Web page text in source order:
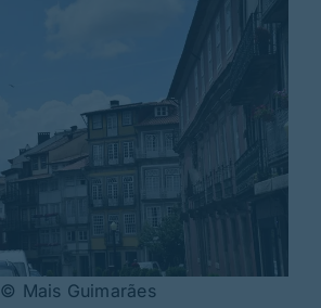
© Mais Guimarães